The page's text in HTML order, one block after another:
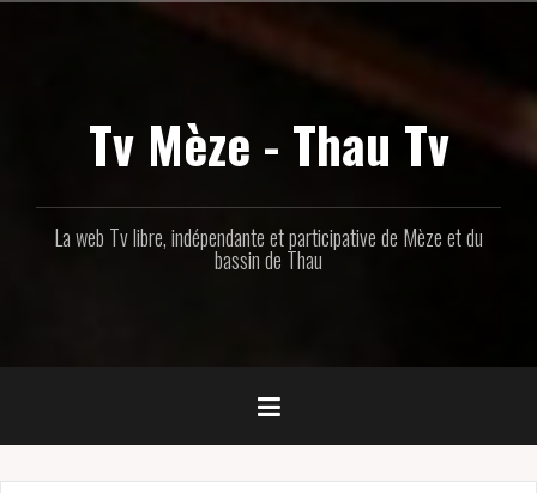
Tv Mèze - Thau Tv
La web Tv libre, indépendante et participative de Mèze et du
bassin de Thau